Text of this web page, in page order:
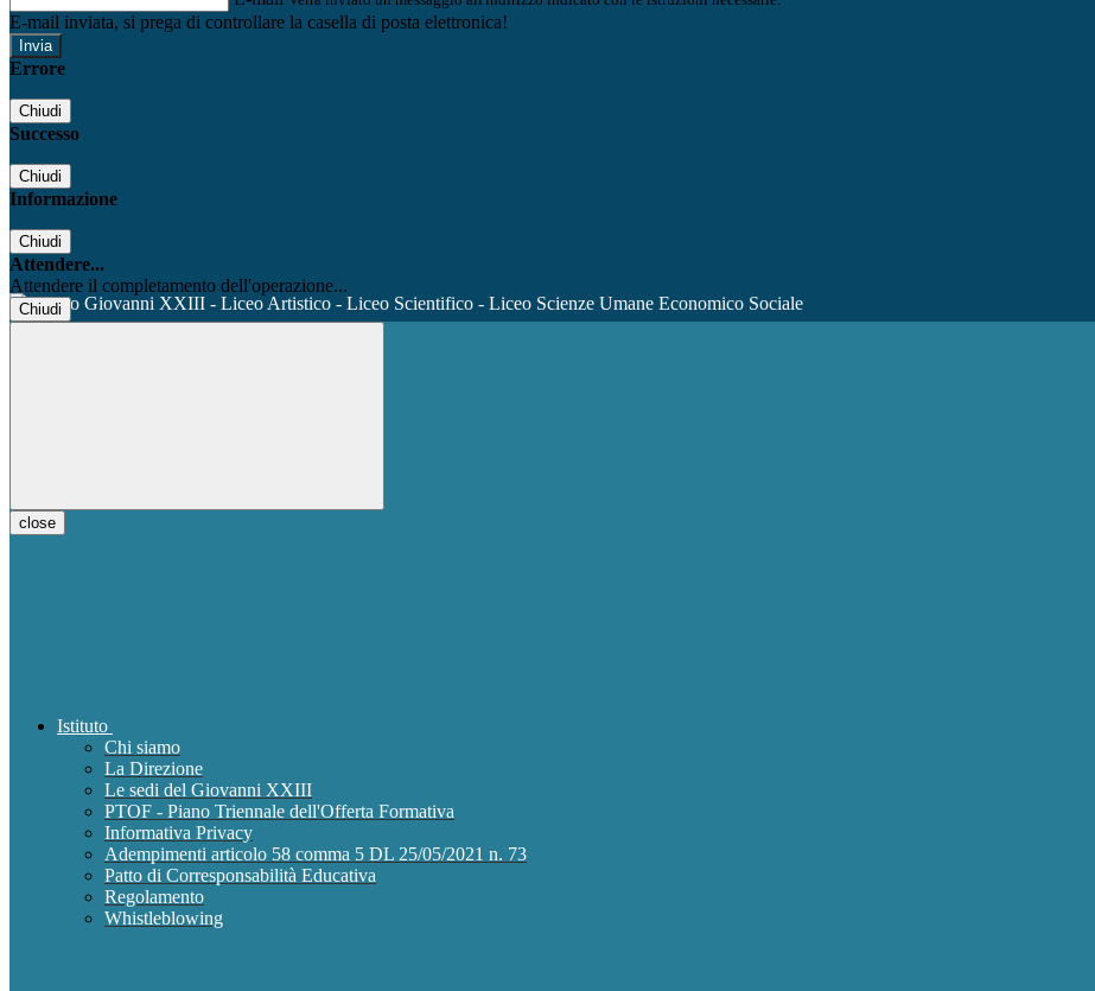
E-mail inviata, si prega di controllare la casella di posta elettronica!
Errore
Chiudi
Successo
Chiudi
Informazione
Chiudi
Attendere...
Attendere il completamento dell'operazione...
Chiudi
close
Istituto
Chi siamo
La Direzione
Le sedi del Giovanni XXIII
PTOF - Piano Triennale dell'Offerta Formativa
Informativa Privacy
Adempimenti articolo 58 comma 5 DL 25/05/2021 n. 73
Patto di Corresponsabilità Educativa
Regolamento
Whistleblowing